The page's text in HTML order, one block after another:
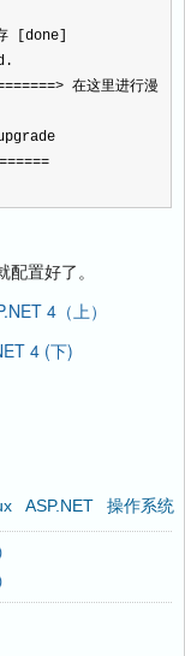
[done]
在这里进行漫
置好了。
4（上）
4 (下)
ASP.NET 操作系统